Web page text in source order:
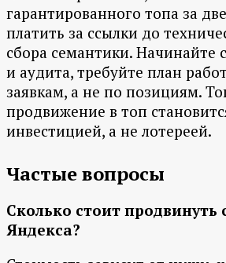
гарантированного топа за
платить за ссылки до
сбора семантики. Начинайте
и аудита, требуйте план
заявкам, а не по позициям.
продвижение в топ
инвестицией, а не лотереей.
Частые вопросы
Сколько стоит продвинуть
Яндекса?